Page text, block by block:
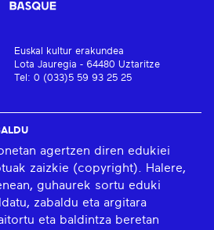
Euskal kultur erakundea
Lota Jauregia - 64480 Uztaritze
Tel: 0 (033)5 59 93 25 25
agertzen diren edukiei
zaizkie (copyright). Halere,
guhaurek sortu eduki
zabaldu eta argitara
eta baldintza beretan